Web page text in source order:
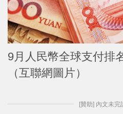
9月人民幣全球支付排
（互聯網圖片）
[贊助] 內文未完